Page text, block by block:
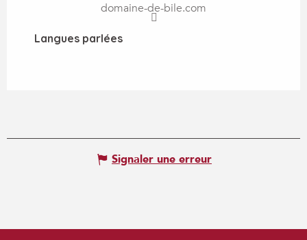
domaine-de-bile.com
Langues parlées
Langues parlées
Signaler une erreur